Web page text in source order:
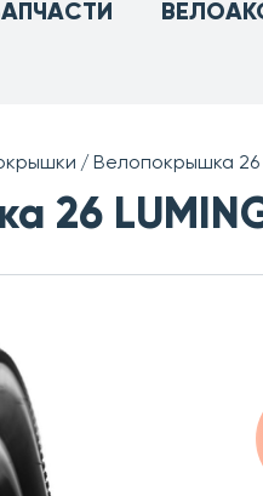
Велопокрышка 26
26